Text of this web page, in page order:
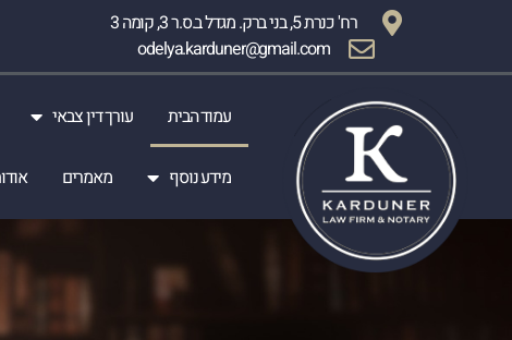
רח' כנרת 5, בני ברק. מגדל ב.ס.ר 3, קומה 3
odelya.karduner@gmail.com
עמוד הבית עורך דין צבאי
מידע נוסף מאמרים